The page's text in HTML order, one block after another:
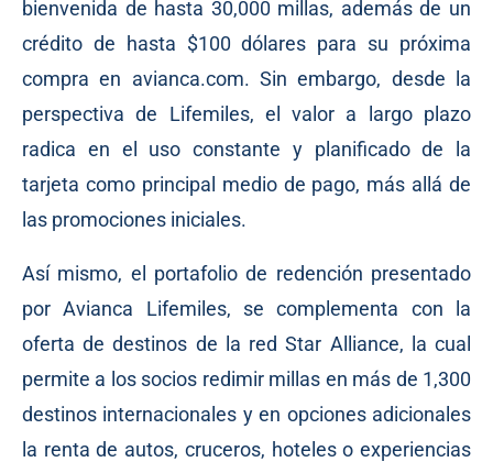
bienvenida de hasta 30,000 millas, además de un
crédito de hasta $100 dólares para su próxima
compra en avianca.com. Sin embargo, desde la
perspectiva de Lifemiles, el valor a largo plazo
radica en el uso constante y planificado de la
tarjeta como principal medio de pago, más allá de
las promociones iniciales.
Así mismo, el portafolio de redención presentado
por Avianca Lifemiles, se complementa con la
oferta de destinos de la red Star Alliance, la cual
permite a los socios redimir millas en más de 1,300
destinos internacionales y en opciones adicionales
la renta de autos, cruceros, hoteles o experiencias